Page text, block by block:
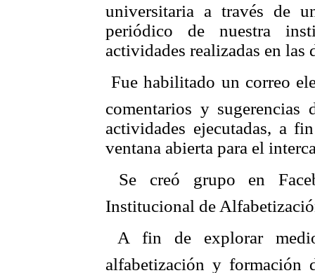
universitaria a través de
periódico de nuestra
actividades realizadas en las
 Fue habilitado un correo
comentarios y sugerencias
actividades ejecutadas, a
ventana abierta para el
 Se creó grupo en
Institucional de
 A fin de explorar
alfabetización y formación